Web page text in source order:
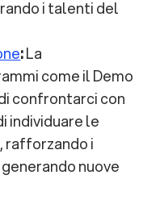
i talenti del
:La
come il Demo
confrontarci con
individuare le
i
nuove